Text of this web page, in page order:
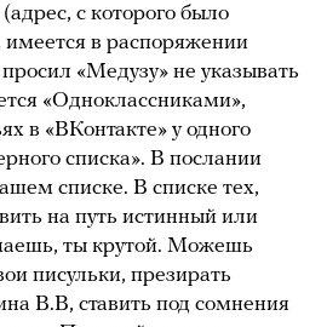
с которого было
имеется в распоряжении
«Медузу» не указывать
«Одноклассниками»,
в «ВКонтакте» у одного
списка». В послании
списке. В списке тех,
на путь истинный или
ты крутой. Можешь
писульки, презирать
В.В, ставить под сомнения